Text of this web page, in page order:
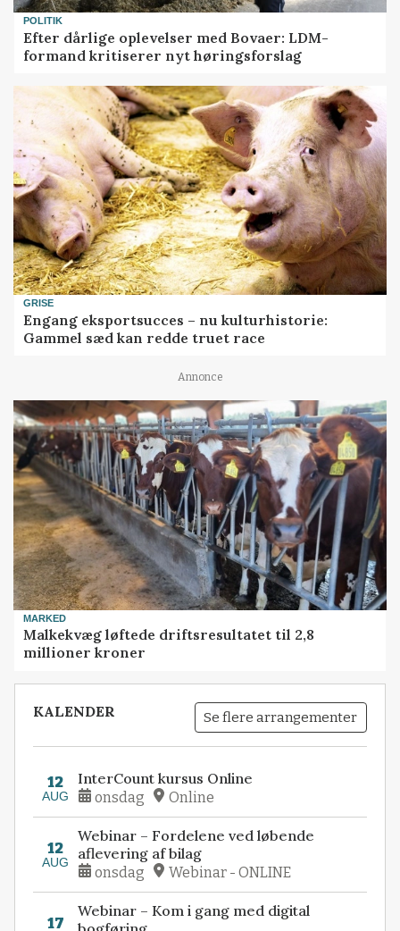
POLITIK
Efter dårlige oplevelser med Bovaer: LDM-
formand kritiserer nyt høringsforslag
GRISE
Engang eksportsucces – nu kulturhistorie:
Gammel sæd kan redde truet race
Annonce
MARKED
Malkekvæg løftede driftsresultatet til 2,8
millioner kroner
KALENDER Se flere arrangementer
12
AUG
InterCount kursus Online
onsdag Online
12
AUG
Webinar – Fordelene ved løbende
aflevering af bilag
onsdag Webinar - ONLINE
17
Webinar – Kom i gang med digital